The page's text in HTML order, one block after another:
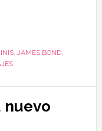
, JAMES BOND,
nuevo